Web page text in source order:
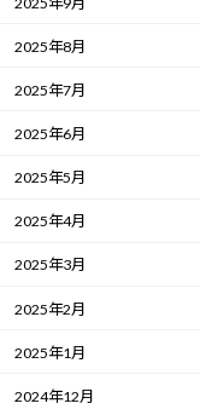
2025年8月
2025年7月
2025年6月
2025年5月
2025年4月
2025年3月
2025年2月
2025年1月
2024年12月